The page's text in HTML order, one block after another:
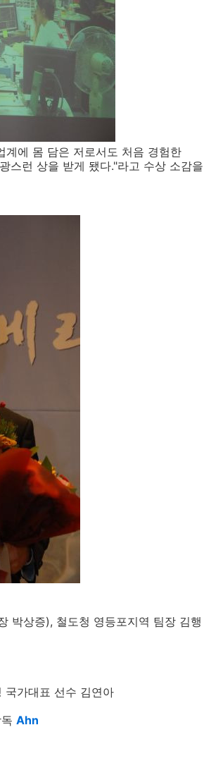
계에 몸 담은 저로서도 처음 경험한
스런 상을 받게 됐다."라고 수상 소감을
박상증), 철도청 영등포지역 팀장 김행
가대표 선수 김연아
Ahn